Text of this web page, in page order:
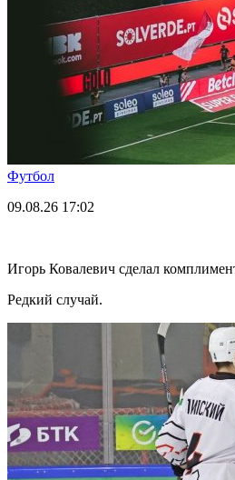
Футбол
09.08.26 17:02
Игорь Ковалевич сделал
Редкий случай.